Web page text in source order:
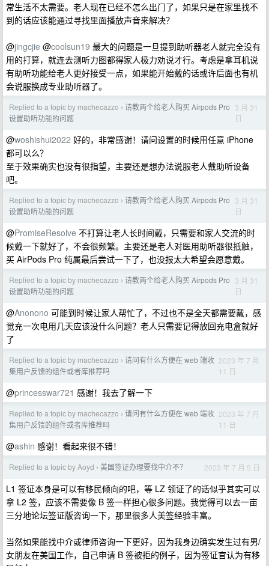
常生活不太需要。老人现在已经不怎么出门了，如果只是在家里找不
到的话应该能通过寻找里面播放声音来解决？
@jingcjie @coolsun19 最大的问题是一旦提到助听器老人就完全没有
用的打算，就连去测听力图都得家人极力劝说才行。考虑是拿耳机说
有助听功能给老人更好接受一点，如果能开始戴的话或许后面也有机
会说服换成专业助听器了。
Replied to a topic by machecazzo › 请教两个给老人购买 Airpods Pro
设置助听功能的问题
3 月 31
日
@woshishui2022 好的，非常感谢！请问设置的时候用任意 iPhone
都可以么？
至于效果确实也没有很指望，主要还是想办法说服老人戴助听设备
吧。
Replied to a topic by machecazzo › 请教两个给老人购买 Airpods Pro
设置助听功能的问题
3 月 31
日
@PromiseResolve 不打算让老人长时间戴，只需要和家人交流的时
候戴一下就好了，不会很频繁。主要还是老人对医用助听器很抵触，
买 AirPods Pro 纯属最后尝试一下了，也没报太大希望会愿意戴。
Replied to a topic by machecazzo › 请教两个给老人购买 Airpods Pro
设置助听功能的问题
3 月 31
日
@Anonono 可能到时候让家人帮忙了，不过也不是全天都需要戴，感
觉充一次电用几天应该没什么问题？老人只需要记得放回充电盒就好
了
Replied to a topic by machecazzo › 请问有什么方便在 web 端收
集用户反馈的组件或者库推荐吗
2023 年 7 月
11 日
@princesswar721 感谢！我去了解一下
Replied to a topic by machecazzo › 请问有什么方便在 web 端收
集用户反馈的组件或者库推荐吗
2023 年 7 月
11 日
@ashin 感谢！看起来很不错！
Replied to a topic by Aoyd › 美国签证办理要找中介不？ 2023 年 7 月 5 日
L1 签证本身是可以有移民倾向的吧，等 LZ 领证了的话似乎其实可以
拿 L2 签，应该不需要像 B 签一样担心很多问题。我觉得可以去一亩
三分地论坛签证版咨询一下，那里很多人美签经验丰富。
当然如果能找中介或律师咨询一下更好，因为我身边确实发生过有男/
女朋友在美国工作，自己申请 B 签被拒的例子，因为签证官认为有移